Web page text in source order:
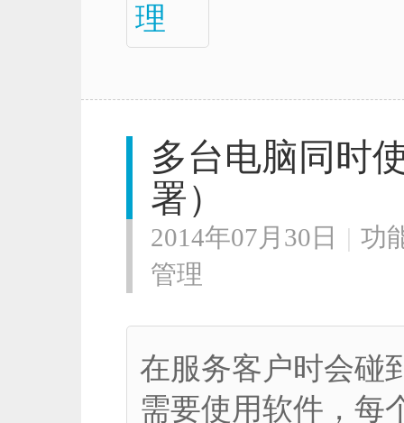
多台电脑同时
署）
2014年07月30日 | 功
管理
在服务客户时会碰
需要使用软件，每